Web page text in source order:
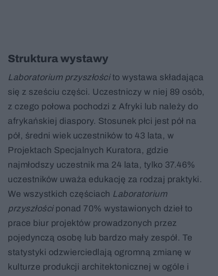
Struktura wystawy
Laboratorium przyszłościto wystawa składająca
się z sześciu części. Uczestniczy w niej 89 osób,
z czego połowa pochodzi z Afryki lub należy do
afrykańskiej diaspory. Stosunek płci jest pół na
pół, średni wiek uczestników to 43 lata, w
Projektach Specjalnych Kuratora, gdzie
najmłodszy uczestnik ma 24 lata, tylko 37.46%
uczestników uważa edukację za rodzaj praktyki.
We wszystkich częściach Laboratorium
przyszłościponad 70% wystawionych dzieł to
prace biur projektów prowadzonych przez
pojedynczą osobę lub bardzo mały zespół. Te
statystyki odzwierciedlają ogromną zmianę w
kulturze produkcji architektonicznej w ogóle i